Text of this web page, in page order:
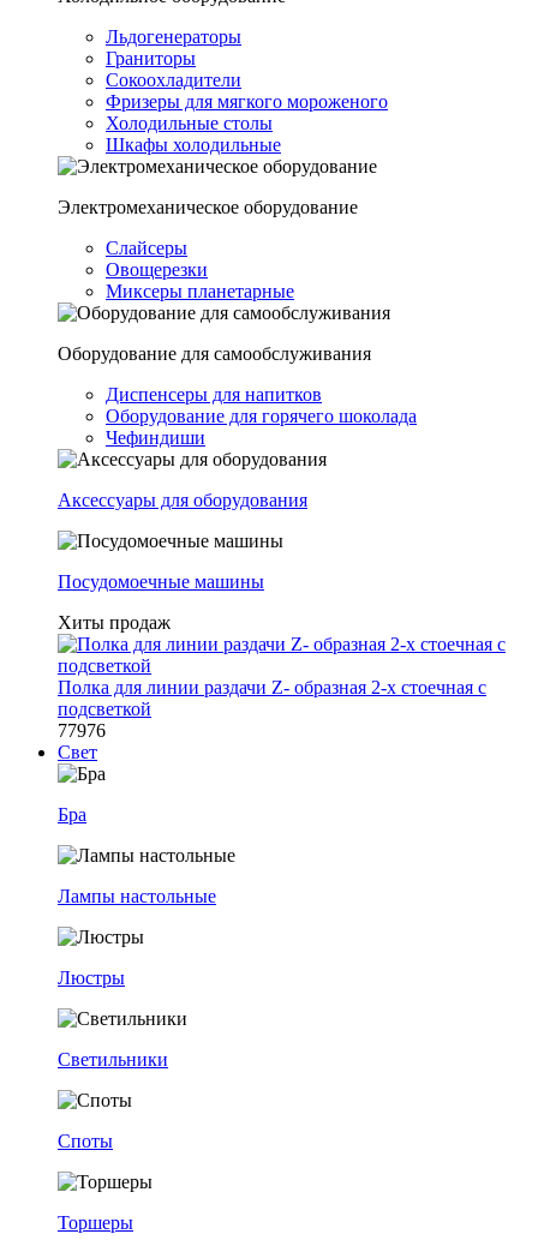
Льдогенераторы
Граниторы
Сокоохладители
Фризеры для мягкого мороженого
Холодильные столы
Шкафы холодильные
Электромеханическое оборудование
Слайсеры
Овощерезки
Миксеры планетарные
Оборудование для самообслуживания
Диспенсеры для напитков
Оборудование для горячего шоколада
Чефиндиши
Аксессуары для оборудования
Посудомоечные машины
Хиты продаж
Полка для линии раздачи Z- образная 2-х стоечная с
подсветкой
77976
Свет
Бра
Лампы настольные
Люстры
Светильники
Споты
Торшеры